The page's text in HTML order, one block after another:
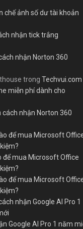
chế ảnh số dư tài khoản
nhận tick trắng
nhận Norton 360
trong Techvui.com
miễn phí dành cho
cách nhận Norton 360
để mua Microsoft
để mua Microsoft Office
để mua Microsoft
nhận Google AI Pro 1
Google AI Pro 1 năm